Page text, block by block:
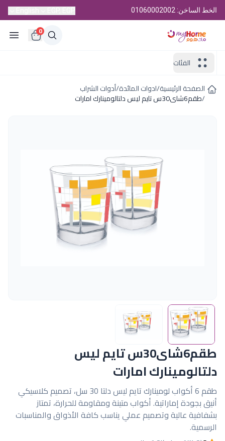
الخط الساخن: 01060002002
0
الفئات
الصفحة الرئيسية/ادوات المائدة/أدوات الشراب
/طقم6شاى30س تايم ليس دلتالومينارك امارات
طقم6شاى30س تايم ليس
دلتالومينارك امارات
طقم 6 أكواب لومينارك تايم ليس دلتا 30 سل، تصميم كلاسيكي
أنيق بجودة إماراتية. أكواب متينة ومقاومة للحرارة، تمتاز
بشفافية عالية وتصميم عملي يناسب كافة الأذواق والمناسبات
الرسمية.